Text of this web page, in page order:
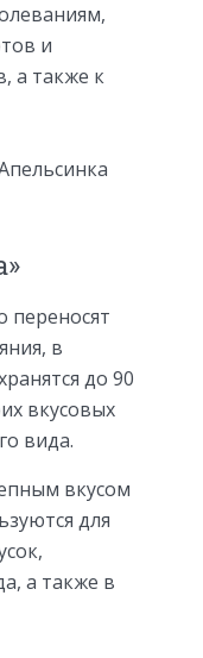
и
а также к
переносят
в
до 90
вкусовых
вида.
вкусом
для
а также в